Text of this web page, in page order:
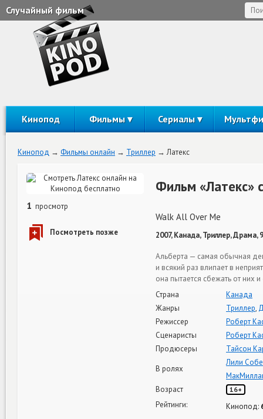
Случайный фильм
Кинопод Фильмы Сериалы
Кинопод Фильмы онлайн Триллер Латекс
1 просмотр
Фильм «Латекс»
Walk All Over Me
2007, Канада, Триллер, Драма,
Альберта — самая обычная
и всякий раз влипает в
она пытается сбежать от них
Страна
Канада
Жанры
Триллер,
Режиссер
Роберт
Сценаристы
Роберт
Продюсеры
Тайсон
В ролях
Лили
Возраст
16+
Рейтинги: Кинопод: